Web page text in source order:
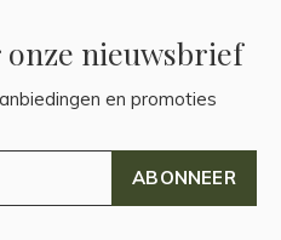
onze nieuwsbrief
en promoties
ABONNEER